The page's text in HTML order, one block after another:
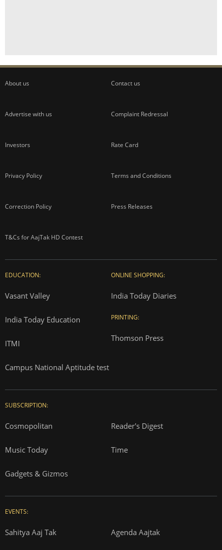
About us Contact us
Advertise with us Complaint Redressal
Investors Rate Card
Privacy Policy Terms and Conditions
Correction Policy Press Releases
T&Cs for AajTak HD Contest
EDUCATION:
Vasant Valley
India Today Education
ITMI
Campus National Aptitude test
ONLINE SHOPPING:
India Today Diaries
PRINTING:
Thomson Press
SUBSCRIPTION:
Cosmopolitan Reader's Digest
Music Today Time
Gadgets & Gizmos
EVENTS:
Sahitya Aaj Tak Agenda Aajtak